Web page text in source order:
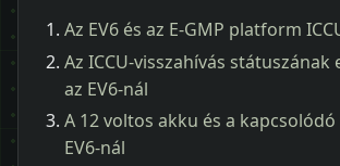
Az EV6 és az E-GMP platform
Az ICCU-visszahívás státuszának
az EV6-nál
A 12 voltos akku és a
EV6-nál